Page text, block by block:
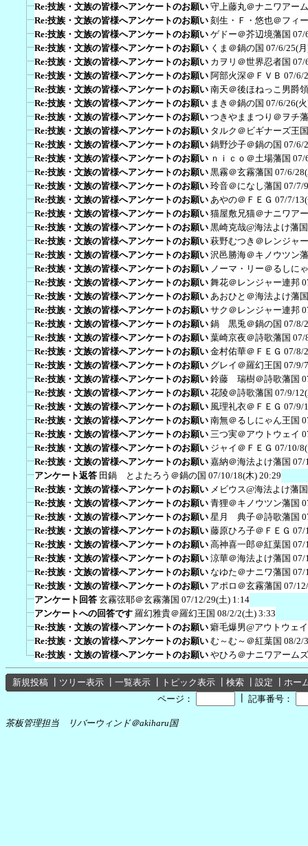
Re:技族・文族の皆様へアンケートのお願い 守上藤丸＠ナニワアー
Re:技族・文族の皆様へアンケートのお願い 刻生・Ｆ・悠也＠フィ
Re:技族・文族の皆様へアンケートのお願い ゲドー＠芥辺境藩国 07/
Re:技族・文族の皆様へアンケートのお願い くま＠鍋の国 07/6/25(
Re:技族・文族の皆様へアンケートのお願い カヲリ＠世界忍者国 07/
Re:技族・文族の皆様へアンケートのお願い 阿部火深＠ＦＶＢ 07/6/
Re:技族・文族の皆様へアンケートのお願い 南天＠後ほねっこ男爵領
Re:技族・文族の皆様へアンケートのお願い まき＠鍋の国 07/6/26(
Re:技族・文族の皆様へアンケートのお願い つきやままつり＠ヲチ
Re:技族・文族の皆様へアンケートのお願い タルク＠ビギナーズ王国
Re:技族・文族の皆様へアンケートのお願い 鍋野沙子＠鍋の国 07/6/
Re:技族・文族の皆様へアンケートのお願い ｎｉｃｏ＠土場藩国 07/
Re:技族・文族の皆様へアンケートのお願い 黒霧＠玄霧藩国 07/6/
Re:技族・文族の皆様へアンケートのお願い 玲音＠になし藩国 07/7/
Re:技族・文族の皆様へアンケートのお願い あやの＠ＦＥＧ 07/7/
Re:技族・文族の皆様へアンケートのお願い 猫屋敷兄猫＠ナニワア
Re:技族・文族の皆様へアンケートのお願い 黒崎克哉@海法よけ藩国
Re:技族・文族の皆様へアンケートのお願い 萩野むつき＠レンジャ
Re:技族・文族の皆様へアンケートのお願い 沢邑勝海＠キノウツン
Re:技族・文族の皆様へアンケートのお願い ノーマ・リー＠るしに
Re:技族・文族の皆様へアンケートのお願い 舞花＠レンジャー連邦
Re:技族・文族の皆様へアンケートのお願い あおひと＠海法よけ藩国
Re:技族・文族の皆様へアンケートのお願い サク＠レンジャー連邦
Re:技族・文族の皆様へアンケートのお願い 鍋 黒兎＠鍋の国 07/8/
Re:技族・文族の皆様へアンケートのお願い 葉崎京夜＠詩歌藩国 07/
Re:技族・文族の皆様へアンケートのお願い 金村佑華＠ＦＥＧ 07/8/
Re:技族・文族の皆様へアンケートのお願い グレイ＠羅幻王国 07/9/
Re:技族・文族の皆様へアンケートのお願い 鈴藤 瑞樹＠詩歌藩国
Re:技族・文族の皆様へアンケートのお願い 花陵＠詩歌藩国 07/9/
Re:技族・文族の皆様へアンケートのお願い 風理礼衣＠ＦＥＧ 07/9/
Re:技族・文族の皆様へアンケートのお願い 南無＠るしにゃん王国
Re:技族・文族の皆様へアンケートのお願い 三つ実＠アウトウェイ
Re:技族・文族の皆様へアンケートのお願い ジャイ＠ＦＥＧ 07/10/
Re:技族・文族の皆様へアンケートのお願い 嘉納＠海法よけ藩国 07/
アンケート返答 田鍋 とよたろう＠鍋の国 07/10/18(木) 20:29
Re:技族・文族の皆様へアンケートのお願い メビウス@海法よけ藩国
Re:技族・文族の皆様へアンケートのお願い 青狸＠キノウツン藩国
Re:技族・文族の皆様へアンケートのお願い 星月 典子＠詩歌藩国
Re:技族・文族の皆様へアンケートのお願い 藤原ひろ子＠ＦＥＧ 07/
Re:技族・文族の皆様へアンケートのお願い 高神喜一郎＠紅葉国 07/
Re:技族・文族の皆様へアンケートのお願い 涼華＠海法よけ藩国 07/
Re:技族・文族の皆様へアンケートのお願い なゆた＠ナニワ藩国 07/
Re:技族・文族の皆様へアンケートのお願い アポロ＠玄霧藩国 07/
アンケート回答 玄霧弦耶＠玄霧藩国 07/12/29(土) 1:14
アンケートへの回答です 羅幻雅貴＠羅幻王国 08/2/2(土) 3:33
Re:技族・文族の皆様へアンケートのお願い 癖毛爆男@アウトウェイ
Re:技族・文族の皆様へアンケートのお願い む～む～＠紅葉国 08/2/
Re:技族・文族の皆様へアンケートのお願い やひろ＠ナニワアーム
新規投稿 ツリー表示 一覧表示 トピック表示 検索 設定
ホー
ページ：
記事番号：
茶板管理担当 リバーウィンド＠akiharu国